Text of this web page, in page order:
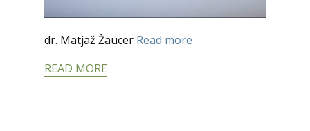
dr. Matjaž Žaucer Read more
READ MORE